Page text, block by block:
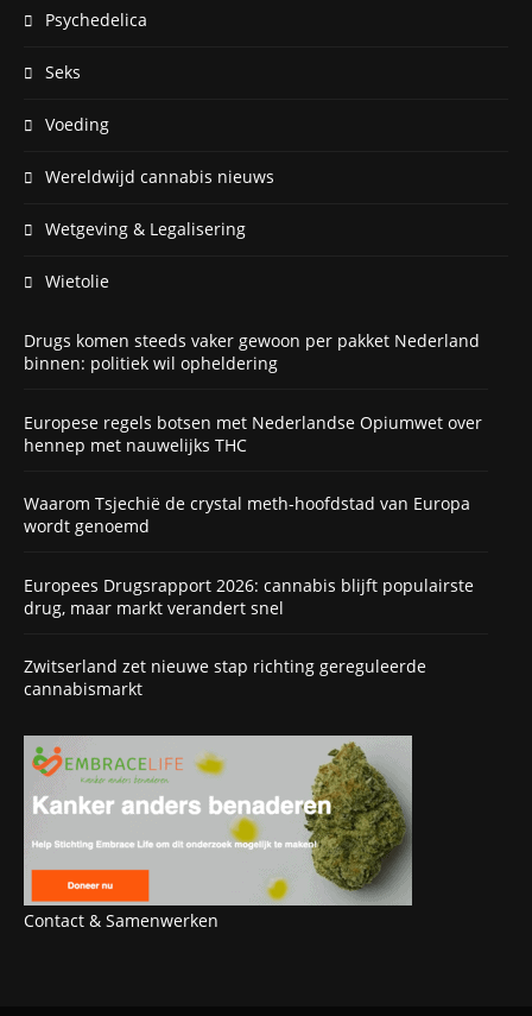
Psychedelica
Seks
Voeding
Wereldwijd cannabis nieuws
Wetgeving & Legalisering
Wietolie
Drugs komen steeds vaker gewoon per pakket Nederland
binnen: politiek wil opheldering
Europese regels botsen met Nederlandse Opiumwet over
hennep met nauwelijks THC
Waarom Tsjechië de crystal meth-hoofdstad van Europa
wordt genoemd
Europees Drugsrapport 2026: cannabis blijft populairste
drug, maar markt verandert snel
Zwitserland zet nieuwe stap richting gereguleerde
cannabismarkt
Contact & Samenwerken